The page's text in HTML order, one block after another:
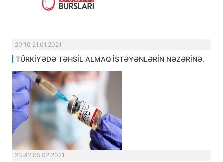
20:10 21.01.2021
TÜRKİYƏDƏ TƏHSİL ALMAQ İSTƏYƏNLƏRİN NƏZƏRİNƏ.
23:42 05.02.2021